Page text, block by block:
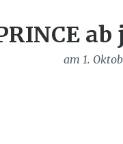
am 1.